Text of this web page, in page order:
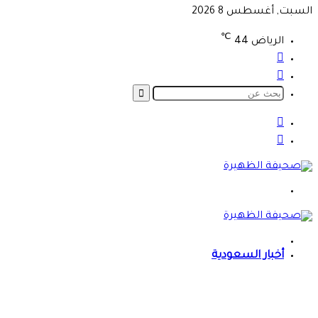
السبت, أغسطس 8 2026
الرياض 44
℃
المظلم
بحث
أخبار السعودية